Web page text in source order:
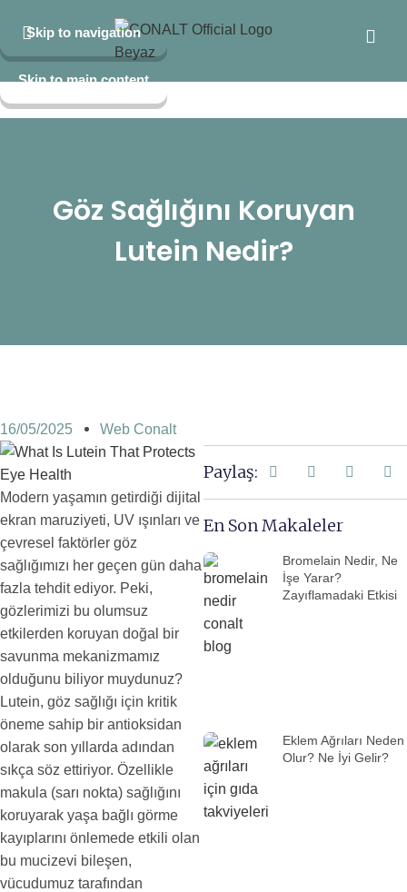
Skip to navigation
Skip to main content
Göz Sağlığını Koruyan
Lutein Nedir?
16/05/2025 Web Conalt
Modern yaşamın getirdiği dijital
ekran maruziyeti, UV ışınları ve
çevresel faktörler göz
sağlığımızı her geçen gün daha
fazla tehdit ediyor. Peki,
gözlerimizi bu olumsuz
etkilerden koruyan doğal bir
savunma mekanizmamız
olduğunu biliyor muydunuz?
Lutein, göz sağlığı için kritik
öneme sahip bir antioksidan
olarak son yıllarda adından
sıkça söz ettiriyor. Özellikle
makula (sarı nokta) sağlığını
koruyarak yaşa bağlı görme
kayıplarını önlemede etkili olan
bu mucizevi bileşen,
vücudumuz tarafından
Paylaş:
En Son Makaleler
Bromelain Nedir, Ne
İşe Yarar?
Zayıflamadaki Etkisi
Eklem Ağrıları Neden
Olur? Ne İyi Gelir?